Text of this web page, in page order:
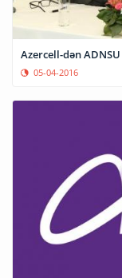
05-04-2016